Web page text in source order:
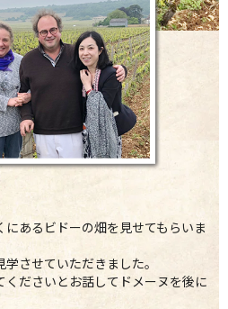
あるビドーの畑を見せてもらいま
させていただきました。
ださいとお話してドメーヌを後に